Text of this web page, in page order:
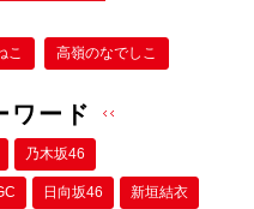
こ 高嶺のなでしこ
ワード
乃木坂46
日向坂46 新垣結衣